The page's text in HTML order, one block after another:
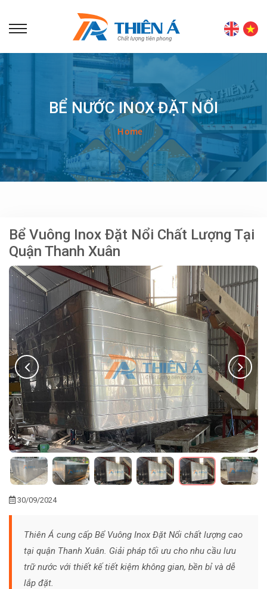
BỂ NƯỚC INOX ĐẶT NỔI
Home
Bể Vuông Inox Đặt Nổi Chất Lượng Tại
Quận Thanh Xuân
30/09/2024
Thiên Á cung cấp Bể Vuông Inox Đặt Nổi chất lượng cao
tại quận Thanh Xuân. Giải pháp tối ưu cho nhu cầu lưu
trữ nước với thiết kế tiết kiệm không gian, bền bỉ và dễ
lắp đặt.